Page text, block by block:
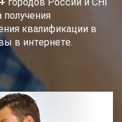
квалификации в
в интернете.